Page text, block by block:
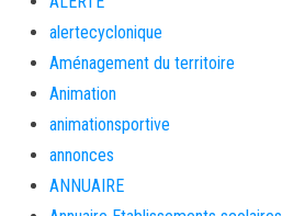
alertecyclonique
Aménagement du territoire
Animation
animationsportive
annonces
ANNUAIRE